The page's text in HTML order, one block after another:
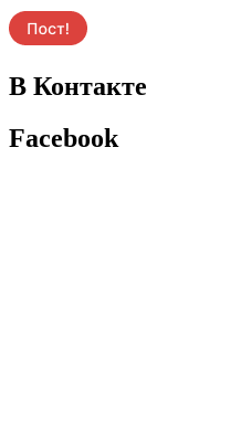
В Контакте
Facebook